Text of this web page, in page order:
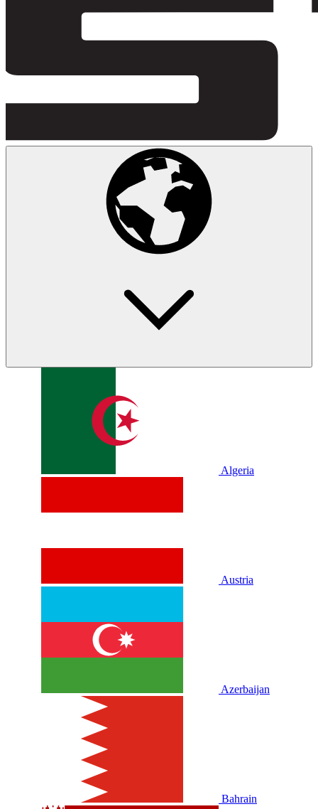
Algeria
Austria
Azerbaijan
Bahrain